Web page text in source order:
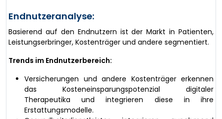
Endnutzeranalyse:
Basierend auf den Endnutzern ist der Markt in Patienten,
Leistungserbringer, Kostenträger und andere segmentiert.
Trends im Endnutzerbereich:
Versicherungen und andere Kostenträger erkennen
das Kosteneinsparungspotenzial digitaler
Therapeutika und integrieren diese in ihre
Erstattungsmodelle.